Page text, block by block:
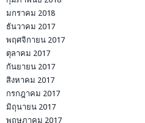
มกราคม 2018
ธันวาคม 2017
พฤศจิกายน 2017
ตุลาคม 2017
กันยายน 2017
สิงหาคม 2017
กรกฎาคม 2017
มิถุนายน 2017
พฤษภาคม 2017